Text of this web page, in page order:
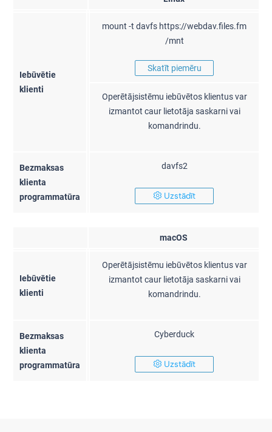
Iebūvētie
klienti
mount -t davfs https://webdav.files.fm
/mnt
Skatīt piemēru
Operētājsistēmu iebūvētos klientus var
izmantot caur lietotāja saskarni vai
komandrindu.
Bezmaksas
klienta
programmatūra
davfs2
Uzstādīt
macOS
Iebūvētie
klienti
Operētājsistēmu iebūvētos klientus var
izmantot caur lietotāja saskarni vai
komandrindu.
Bezmaksas
klienta
programmatūra
Cyberduck
Uzstādīt